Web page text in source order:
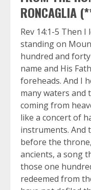
RONCAGLIA
Rev 14:1-5 Then
standing on
hundred and
name and His
foreheads. And I
many waters
coming from
like a concert of
instruments. And
before the
ancients, a song
those one
redeemed from